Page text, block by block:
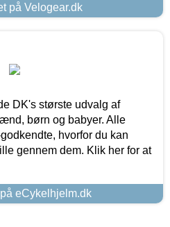
på Velogear.dk
DK's største udvalg af
børn og babyer. Alle
hvorfor du kan
gennem dem. Klik her for at
eCykelhjelm.dk